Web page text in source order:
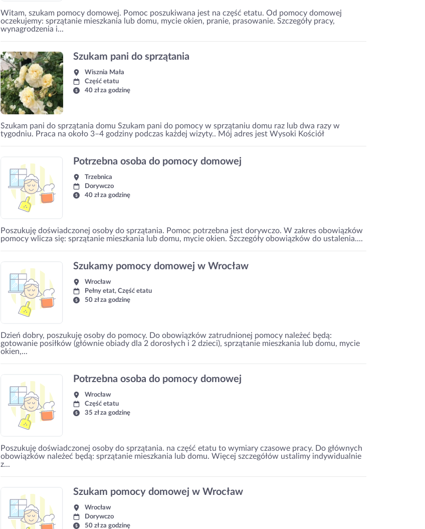
Witam, szukam pomocy domowej. Pomoc poszukiwana jest na część etatu. Od pomocy domowej
oczekujemy: sprzątanie mieszkania lub domu, mycie okien, pranie, prasowanie. Szczegóły pracy,
wynagrodzenia i...
Szukam pani do sprzątania
Wisznia Mała
Część etatu
40 zł za godzinę
Szukam pani do sprzątania domu Szukam pani do pomocy w sprzątaniu domu raz lub dwa razy w
tygodniu. Praca na około 3–4 godziny podczas każdej wizyty.. Mój adres jest Wysoki Kościół
Potrzebna osoba do pomocy domowej
Trzebnica
Dorywczo
40 zł za godzinę
Poszukuję doświadczonej osoby do sprzątania. Pomoc potrzebna jest dorywczo. W zakres obowiązków
pomocy wlicza się: sprzątanie mieszkania lub domu, mycie okien. Szczegóły obowiązków do ustalenia....
Szukamy pomocy domowej w Wrocław
Wrocław
Pełny etat, Część etatu
50 zł za godzinę
Dzień dobry, poszukuję osoby do pomocy. Do obowiązków zatrudnionej pomocy należeć będą:
gotowanie posiłków (głównie obiady dla 2 dorosłych i 2 dzieci), sprzątanie mieszkania lub domu, mycie
okien,...
Potrzebna osoba do pomocy domowej
Wrocław
Część etatu
35 zł za godzinę
Poszukuję doświadczonej osoby do sprzątania. na część etatu to wymiary czasowe pracy. Do głównych
obowiązków należeć będą: sprzątanie mieszkania lub domu. Więcej szczegółów ustalimy indywidualnie
z...
Szukam pomocy domowej w Wrocław
Wrocław
Dorywczo
50 zł za godzinę